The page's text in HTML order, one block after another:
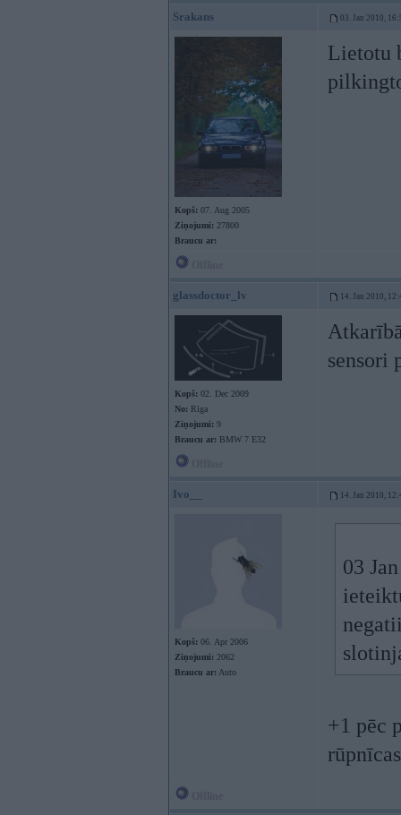
Srakans 03. Jan 2010,
Kopš: 07. Aug 2005
Ziņojumi: 27800
Braucu ar:
Lietotu
glassdoctor_lv 14. Jan 2010,
Kopš: 02. Dec 2009
No: Rīga
Ziņojumi: 9
Braucu ar: BMW 7 E32
sensori
Ivo__ 14. Jan 2010,
Kopš: 06. Apr 2006
Ziņojumi: 2062
Braucu ar: Auto
03
+1 pēc